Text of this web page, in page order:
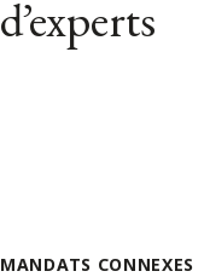
d’experts
MANDATS CONNEXES